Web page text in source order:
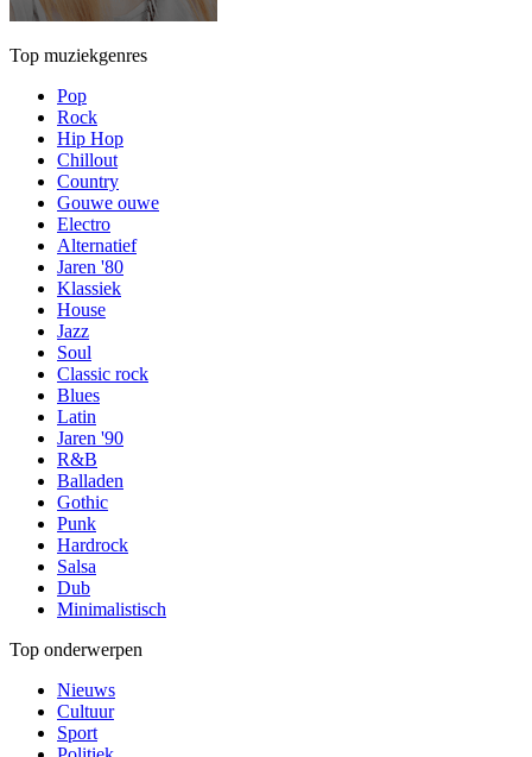
Top muziekgenres
Pop
Rock
Hip Hop
Chillout
Country
Gouwe ouwe
Electro
Alternatief
Jaren '80
Klassiek
House
Jazz
Soul
Classic rock
Blues
Latin
Jaren '90
R&B
Balladen
Gothic
Punk
Hardrock
Salsa
Dub
Minimalistisch
Top onderwerpen
Nieuws
Cultuur
Sport